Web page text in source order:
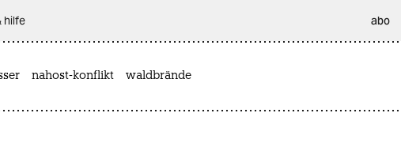
hilfe abo
nahost-konflikt waldbrände